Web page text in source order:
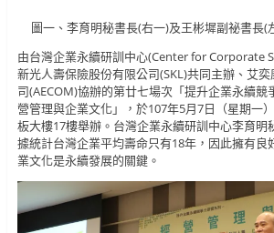
圖一、李育明秘書長(右一)及王彬墀副祕書長(
由台灣企業永續研訓中心(Center for Corporate
新光人壽保險股份有限公司(SKL)共同主辦、艾
司(AECOM)協辦的第廿七場次「提升企業永續
營管理與企業文化」，於107年5月7日（星期一
板大樓17樓舉辦。台灣企業永續研訓中心李育明
據統計台灣企業平均壽命只有18年，因此擁有良
業文化是永續發展的關鍵。